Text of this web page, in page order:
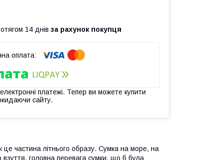
14 днів за рахунок покупця
платежі. Тепер ви можете купити
сайту.
частина літнього образу. Сумка на море, на
головна перевага сумки, що б була